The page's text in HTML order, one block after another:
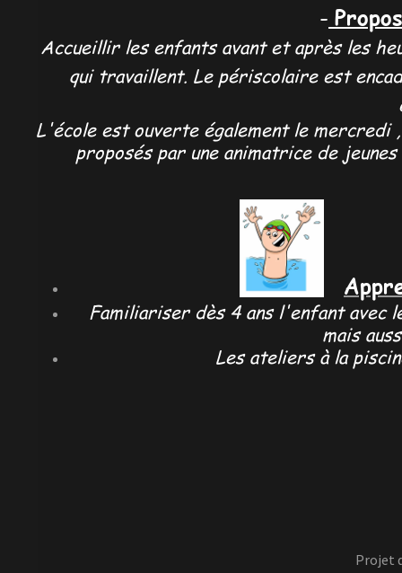
-
Accueillir les enfants avant et après les
qui travaillent. Le périscolaire est
L'école est ouverte également le
proposés par une animatrice de
Familiariser dès 4 ans l'enfant avec
mais
Les ateliers à la
Projet